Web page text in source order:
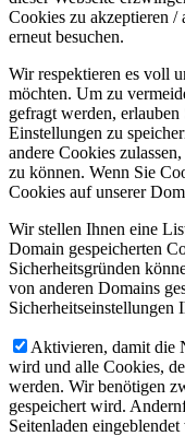
Cookies zu akzeptieren /
erneut besuchen.
Wir respektieren es voll
möchten. Um zu
gefragt werden,
Einstellungen zu
andere Cookies
zu können. Wenn Sie
Cookies auf unserer
Wir stellen Ihnen eine
Domain gespeicherten
Sicherheitsgründen
von anderen Domains
Sicherheitseinstellungen
Aktivieren, damit die
wird und alle Cookies,
werden. Wir benötigen
gespeichert wird.
Seitenladen eingeblendet